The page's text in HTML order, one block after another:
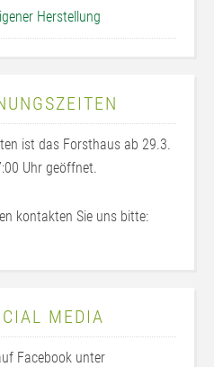
Herstellung
ist das Forsthaus ab 29.3.
Uhr geöffnet.
kontakten Sie uns bitte:
MEDIA
Facebook unter